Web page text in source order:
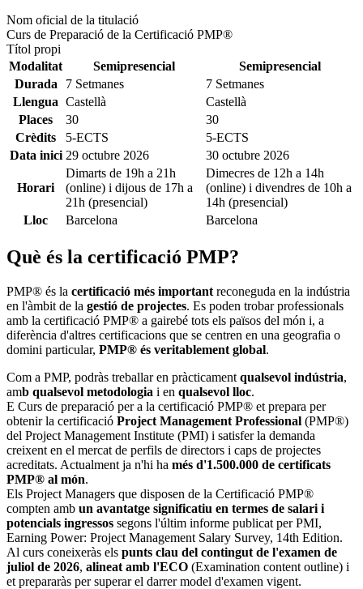
Nom oficial de la titulació
Curs de Preparació de la Certificació PMP®
Títol propi
Modalitat
Semipresencial
Semipresencial
Durada
7 Setmanes
7 Setmanes
Llengua Castellà
Castellà
Places
30
30
Crèdits
5-ECTS
5-ECTS
Data inici 29 octubre 2026 30 octubre 2026
Horari
Dimarts de 19h a 21h
(online) i dijous de 17h a
21h (presencial)
Dimecres de 12h a 14h
(online) i divendres de 10h a
14h (presencial)
Lloc
Barcelona Barcelona
Què és la certificació PMP?
PMP® és la certificació més important reconeguda en la indústria
en l'àmbit de la gestió de projectes. Es poden trobar professionals
amb la certificació PMP® a gairebé tots els països del món i, a
diferència d'altres certificacions que se centren en una geografia o
domini particular, PMP® és veritablement global.
Com a PMP, podràs treballar en pràcticament qualsevol indústria,
amb qualsevol metodologia i en qualsevol lloc.
E Curs de preparació per a la certificació PMP® et prepara per
obtenir la certificació Project Management Professional (PMP®)
del Project Management Institute (PMI) i satisfer la demanda
creixent en el mercat de perfils de directors i caps de projectes
acreditats. Actualment ja n'hi ha més d'1.500.000 de certificats
PMP® al món.
Els Project Managers que disposen de la Certificació PMP®
compten amb un avantatge significatiu en termes de salari i
potencials ingressos segons l'últim informe publicat per PMI,
Earning Power: Project Management Salary Survey, 14th Edition.
Al curs coneixeràs els punts clau del contingut de l'examen de
juliol de 2026, alineat amb l'ECO (Examination content outline) i
et prepararàs per superar el darrer model d'examen vigent.